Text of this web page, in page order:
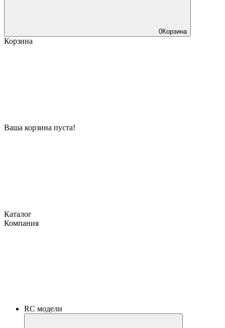
0Корзина
Корзина
Ваша корзина пуста!
Каталог
Компания
RC модели